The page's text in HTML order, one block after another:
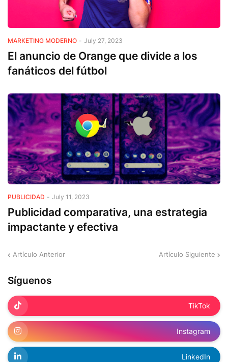
MARKETING MODERNO - July 27, 2023
El anuncio de Orange que divide a los
fanáticos del fútbol
PUBLICIDAD - July 11, 2023
Publicidad comparativa, una estrategia
impactante y efectiva
Artículo Anterior Artículo Siguiente
Síguenos
TikTok
Instagram
LinkedIn